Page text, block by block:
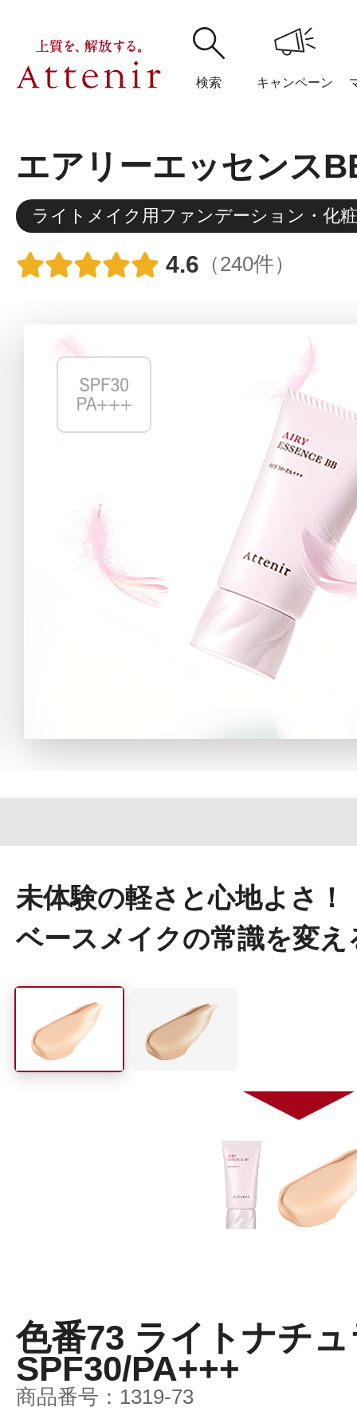
検索 キャンペーン
購入履歴 閲覧履
アテニア
アテニアの「
お友達紹介サ
スキンケア人気ライン
ドレススノー
ドレスリフト
プリマモイスト
クレンズオイル
エアリーエッセンス
ライトメイク用ファンデーション・化
4.6 （240件）
未体験の軽さと心地よさ！
ベースメイクの常識を変
色番73 ライトナチ
SPF30/PA+++
商品番号： 1319-73